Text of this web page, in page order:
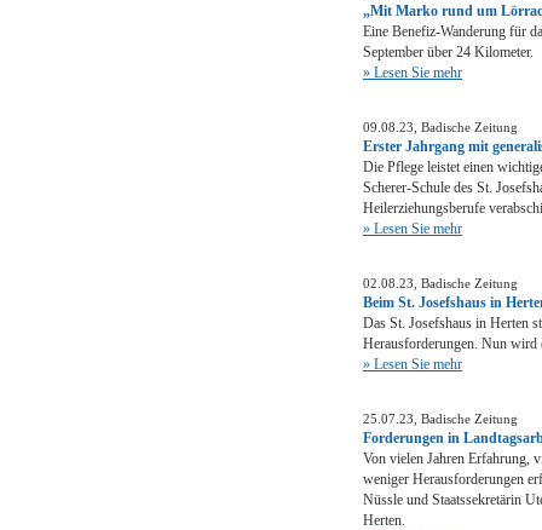
„Mit Marko rund um
Eine Benefiz-Wanderung für
September über 24 Kilometer.
» Lesen Sie mehr
09.08.23, Badische Zeitung
Erster Jahrgang mit
Die Pflege leistet einen
Scherer-Schule des St.
Heilerziehungsberufe
» Lesen Sie mehr
02.08.23, Badische Zeitung
Beim St. Josefshaus in
Das St. Josefshaus in Herten
Herausforderungen. Nun wird
» Lesen Sie mehr
25.07.23, Badische Zeitung
Forderungen in
Von vielen Jahren Erfahrung,
weniger Herausforderungen
Nüssle und Staatssekretärin
Herten.